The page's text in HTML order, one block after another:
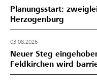
Planungsstart:
Herzogenburg
03.08.2026
Neuer Steg
Feldkirchen wird